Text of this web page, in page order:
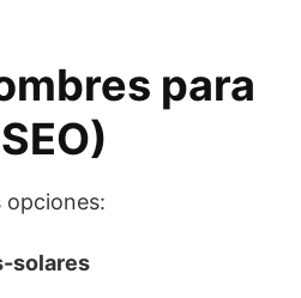
para
opciones:
solares